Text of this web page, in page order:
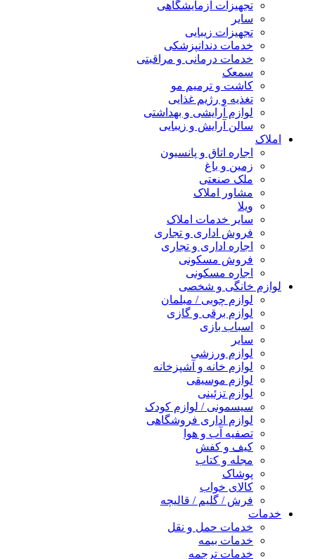
تجهیزات آزمایشگاهی
سایر
تجهیزات زیبایی
خدمات دندانپزشکی
خدمات درمانی و مراقبتی
سمعک
کاشت و ترمیم مو
تغذیه و رژیم غذایی
لوازم آرایشی و بهداشتی
سالن آرایش و زیبایی
املاک
اجاره اتاق و پانسیون
زمین و باغ
ملک صنعتی
مشاور املاک
ویلا
سایر خدمات املاک
فروش اداری و تجاری
اجاره اداری و تجاری
فروش مسکونی
اجاره مسکونی
لوازم خانگی و شخصی
لوازم چوبی / مبلمان
لوازم برقی و گازی
اسباب بازی
سایر
لوازم ورزشی
لوازم خانه و آشپزخانه
لوازم موسیقی
لوازم تزئینی
سیسمونی / لوازم کودک
لوازم اداری فروشگاهی
تصفیه آب و هوا
کیف و کفش
مجله و کتاب
پوشاک
کالای خواب
فرش / گلیم / قالیچه
خدمات
خدمات حمل و نقل
خدمات بیمه
خدمات ترجمه